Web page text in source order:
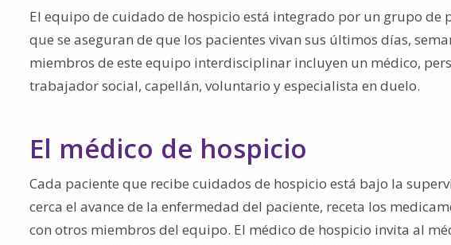
El equipo de cuidado de hospicio está integrado por un grupo de
que se aseguran de que los pacientes vivan sus últimos días,
miembros de este equipo interdisciplinar incluyen un médico,
trabajador social, capellán, voluntario y especialista en duelo.
El médico de hospicio
Cada paciente que recibe cuidados de hospicio está bajo la
cerca el avance de la enfermedad del paciente, receta los
con otros miembros del equipo. El médico de hospicio invita al